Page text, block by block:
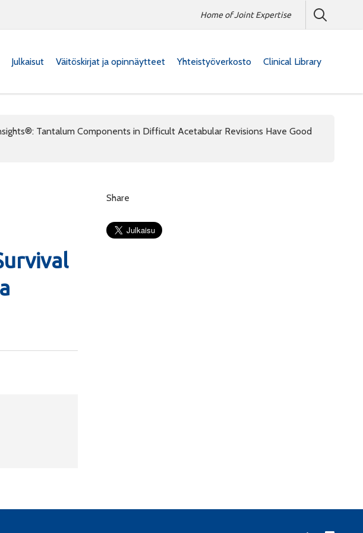
Home of Joint Expertise
Julkaisut Väitöskirjat ja opinnäytteet Yhteistyöverkosto Clinical Library
Tantalum Components in Difficult Acetabular Revisions Have Good
Share